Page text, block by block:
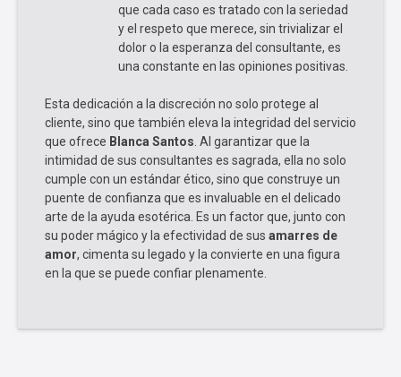
que cada caso es tratado con la seriedad
y el respeto que merece, sin trivializar el
dolor o la esperanza del consultante, es
una constante en las opiniones positivas.
Esta dedicación a la discreción no solo protege al
cliente, sino que también eleva la integridad del servicio
que ofrece Blanca Santos. Al garantizar que la
intimidad de sus consultantes es sagrada, ella no solo
cumple con un estándar ético, sino que construye un
puente de confianza que es invaluable en el delicado
arte de la ayuda esotérica. Es un factor que, junto con
su poder mágico y la efectividad de sus amarres de
amor, cimenta su legado y la convierte en una figura
en la que se puede confiar plenamente.